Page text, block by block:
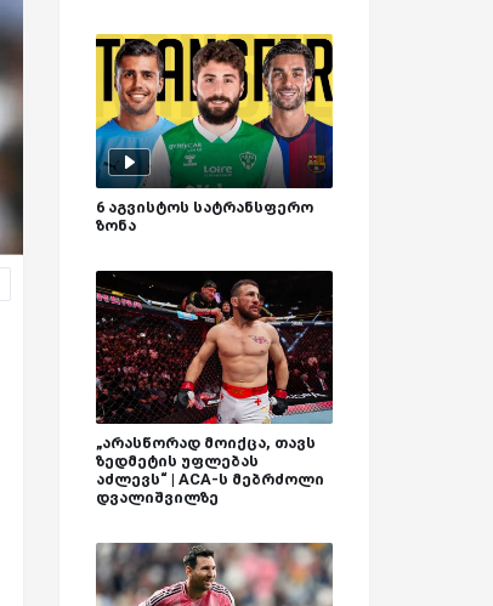
6 აგვისტოს სატრანსფერო
ზონა
„არასწორად მოიქცა, თავს
ზედმეტის უფლებას
აძლევს“ | ACA-ს მებრძოლი
დვალიშვილზე